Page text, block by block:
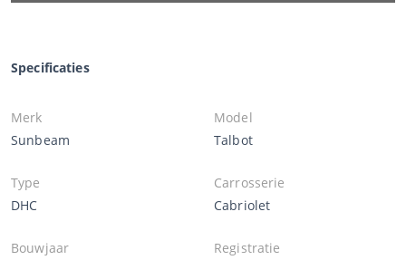
Specificaties
Merk
Sunbeam
Model
Talbot
Type
DHC
Carrosserie
Cabriolet
Bouwjaar
Registratie